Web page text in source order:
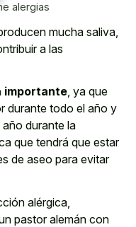
alergias
mucha saliva,
a las
importante, ya que
durante todo el año y
durante la
que tendrá que estar
de aseo para evitar
alérgica,
pastor alemán con